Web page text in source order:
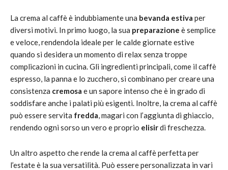
La crema al caffè è indubbiamente una bevanda estiva per
diversi motivi. In primo luogo, la sua preparazione è semplice
e veloce, rendendola ideale per le calde giornate estive
quando si desidera un momento di relax senza troppe
complicazioni in cucina. Gli ingredienti principali, come il caffè
espresso, la panna e lo zucchero, si combinano per creare una
consistenza cremosa e un sapore intenso che è in grado di
soddisfare anche i palati più esigenti. Inoltre, la crema al caffè
può essere servita fredda, magari con l’aggiunta di ghiaccio,
rendendo ogni sorso un vero e proprio elisirdi freschezza.
Un altro aspetto che rende la crema al caffè perfetta per
l’estate è la sua versatilità. Può essere personalizzata in vari